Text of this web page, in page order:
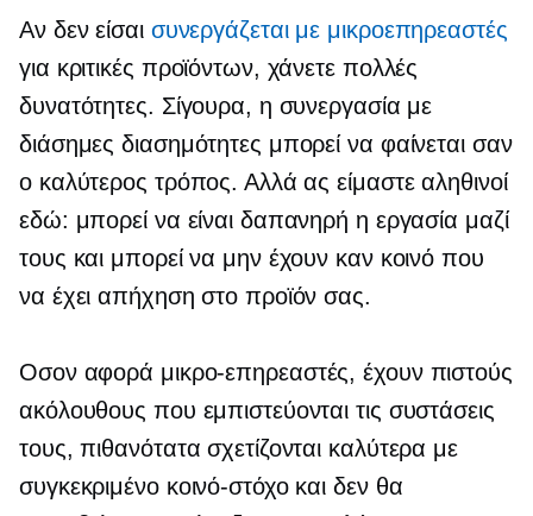
Αν δεν είσαι συνεργάζεται με μικροεπηρεαστές
για κριτικές προϊόντων, χάνετε πολλές
δυνατότητες. Σίγουρα, η συνεργασία με
διάσημες διασημότητες μπορεί να φαίνεται σαν
ο καλύτερος τρόπος. Αλλά ας είμαστε αληθινοί
εδώ: μπορεί να είναι δαπανηρή η εργασία μαζί
τους και μπορεί να μην έχουν καν κοινό που
να έχει απήχηση στο προϊόν σας.
Οσον αφορά μικρο-επηρεαστές, έχουν πιστούς
ακόλουθους που εμπιστεύονται τις συστάσεις
τους, πιθανότατα σχετίζονται καλύτερα με
συγκεκριμένο κοινό-στόχο και δεν θα